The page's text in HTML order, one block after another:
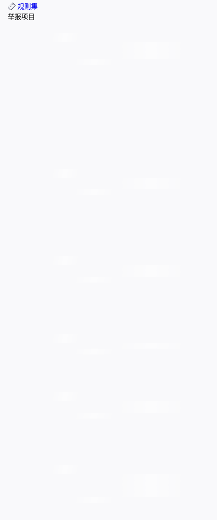
规则集
举报项目